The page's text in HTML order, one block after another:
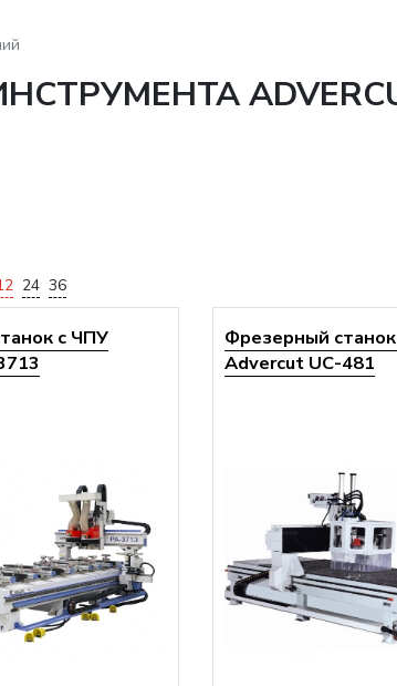
24 36
с ЧПУ
Фрезерный
Advercut UС-481